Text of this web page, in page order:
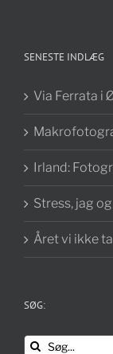
SENESTE INDLÆG
Via Ferrata i
Irland:
Stress, jag
Året vi ikke
SØG:
Søg